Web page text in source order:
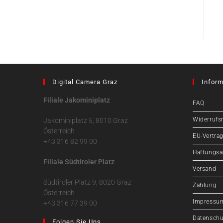
Digital Camera Graz
Filiale Jakominiplatz
Jakominiplatz 5, 8010 Graz
Österreich
+43 316 82 99 00
Filiale Südtiroler Platz
Südtiroler Platz 9, 8020 Graz
Österreich
+43 316 77 39 00
FAQ
EU-
Versand
Zahlung